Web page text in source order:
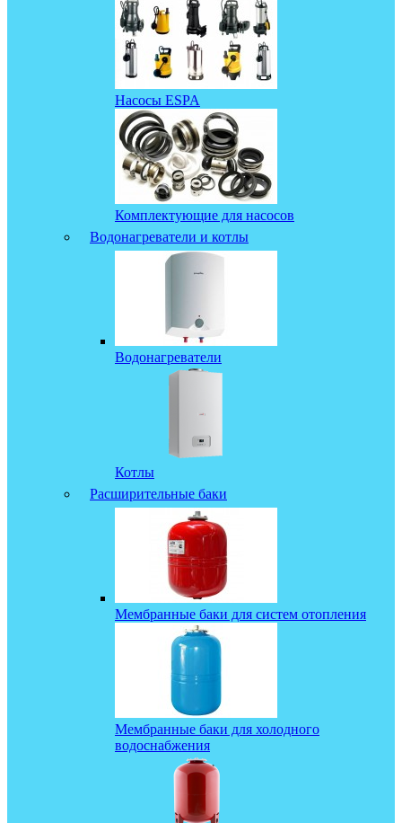
Насосы ESPA
Комплектующие для насосов
Водонагреватели и котлы
Водонагреватели
Котлы
Расширительные баки
Мембранные баки для систем отопления
Мембранные баки для холодного
водоснабжения